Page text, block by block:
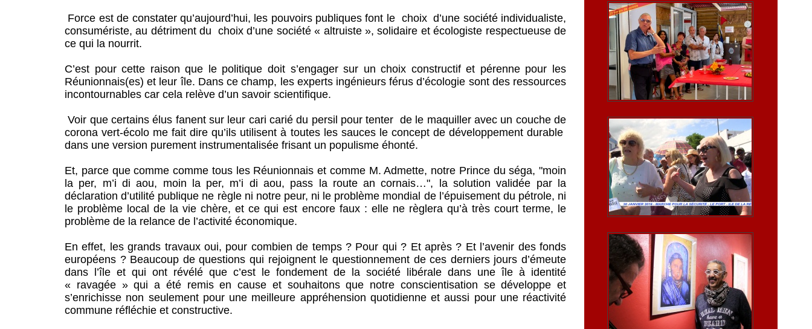
Force est de constater qu’aujourd’hui, les pouvoirs publiques font le choix d’une société individualiste,
consumériste, au détriment du choix d’une société « altruiste », solidaire et écologiste respectueuse de
ce qui la nourrit.
C’est pour cette raison que le politique doit s’engager sur un choix constructif et pérenne pour les
Réunionnais(es) et leur île. Dans ce champ, les experts ingénieurs férus d’écologie sont des ressources
incontournables car cela relève d’un savoir scientifique.
Voir que certains élus fanent sur leur cari carié du persil pour tenter de le maquiller avec un couche de
corona vert-écolo me fait dire qu’ils utilisent à toutes les sauces le concept de développement durable
dans une version purement instrumentalisée frisant un populisme éhonté.
Et, parce que comme comme tous les Réunionnais et comme M. Admette, notre Prince du séga, "moin
la per, m’i di aou, moin la per, m’i di aou, pass la route an cornais…", la solution validée par la
déclaration d’utilité publique ne règle ni notre peur, ni le problème mondial de l’épuisement du pétrole, ni
le problème local de la vie chère, et ce qui est encore faux : elle ne règlera qu’à très court terme, le
problème de la relance de l’activité économique.
En effet, les grands travaux oui, pour combien de temps ? Pour qui ? Et après ? Et l’avenir des fonds
européens ? Beaucoup de questions qui rejoignent le questionnement de ces derniers jours d’émeute
dans l’île et qui ont révélé que c’est le fondement de la société libérale dans une île à identité
« ravagée » qui a été remis en cause et souhaitons que notre conscientisation se développe et
s’enrichisse non seulement pour une meilleure appréhension quotidienne et aussi pour une réactivité
commune réfléchie et constructive.